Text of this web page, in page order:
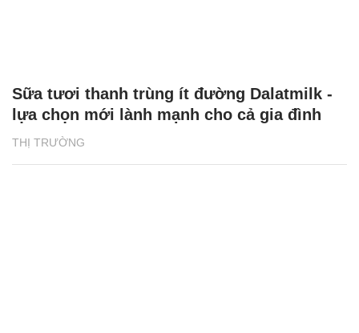
THỊ TRƯỜNG
Sữa tươi thanh trùng ít đường Dalatmilk -
lựa chọn mới lành mạnh cho cả gia đình